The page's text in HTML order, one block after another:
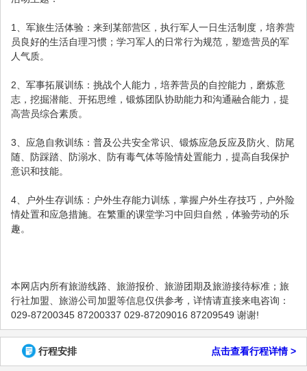
1、军旅生活体验：来到某部营区，执行军人一日生活制度，培养营
员良好的生活自理习惯；学习军人的日常行为规范，塑造营员的军
人气质。
2、军事拓展训练：挑战个人能力，培养营员的自控能力，磨炼意
志，挖掘潜能、开拓思维，锻炼团队协助能力和沟通融合能力，提
高营员综合素质。
3、应急自救训练：普及公共安全常识、锻炼应急反应及防火、防尾
随、防踩踏、防溺水、防有毒气体等险情处置能力，提高自我保护
意识和技能。
4、户外生存训练：户外生存能力训练，掌握户外生存技巧，户外险
情处置和应急措施。在繁重的课堂学习中回归自然，体验劳动的乐
趣。
本网店内所有旅游线路、旅游报价、旅游团期及旅游接待标准；旅
行社加盟、旅游公司加盟等信息仅供参考，详情请直接来电咨询：
029-87200345 87200337 029-87209016 87209549 谢谢!
行程安排 点击查看行程详情 >